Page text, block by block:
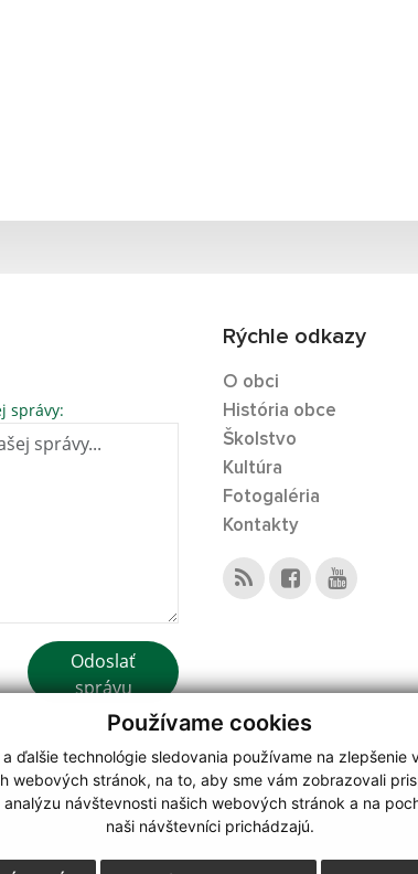
Používame cookies
ďalšie technológie sledovania používame na zlepšenie
webových stránok, na to, aby sme vám zobrazovali
analýzu návštevnosti našich webových stránok a na
naši návštevníci prichádzajú.
správy:
Odoslať
správu
Rýchle odkazy
O obci
História obce
Školstvo
Kultúra
Fotogaléria
Kontakty
webdesign|